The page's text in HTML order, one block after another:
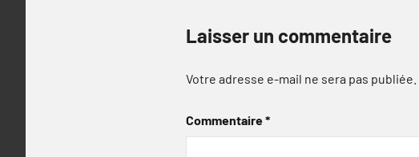
Laisser un commentaire
Votre adresse e-mail ne sera pas publiée.
Commentaire*